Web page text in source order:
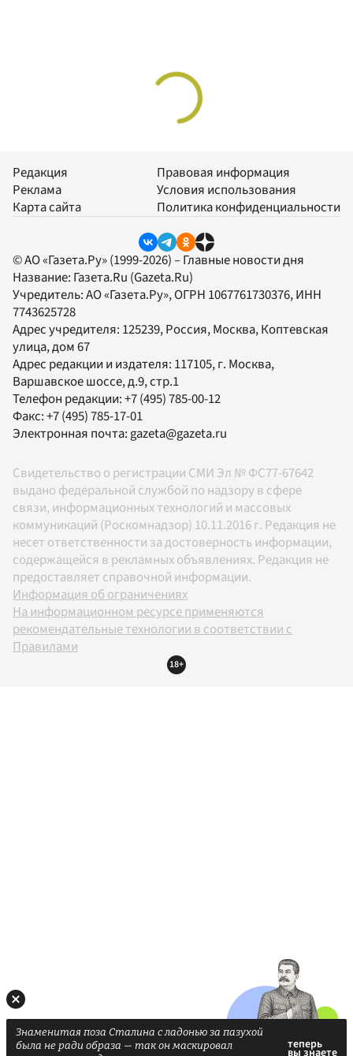
Редакция
Реклама
Карта сайта
Правовая информация
Условия использования
Политика конфиденциальности
© АО «Газета.Ру» (1999-2026) – Главные новости дня
Название: Газета.Ru (Gazeta.Ru)
Учредитель:АО «Газета.Ру», ОГРН 1067761730376, ИНН
7743625728
Адрес учредителя: 125239, Россия, Москва, Коптевская
улица, дом 67
Адрес редакции и издателя: 117105, г. Москва,
Варшавское шоссе, д.9, стр.1
Телефон редакции:+7 (495) 785-00-12
Факс:+7 (495) 785-17-01
Электронная почта: gazeta@gazeta.ru
Свидетельство о регистрации СМИ Эл № ФС77-67642
выдано федеральной службой по надзору в сфере
связи, информационных технологий и массовых
коммуникаций (Роскомнадзор) 10.11.2016 г. Редакция не
несет ответственности за достоверность информации,
содержащейся в рекламных объявлениях. Редакция не
предоставляет справочной информации.
Информация об ограничениях
На информационном ресурсе применяются
рекомендательные технологии в соответствии с
Правилами
18+
Знаменитая поза Сталина с ладонью за пазухой
была не ради образа — так он маскировал